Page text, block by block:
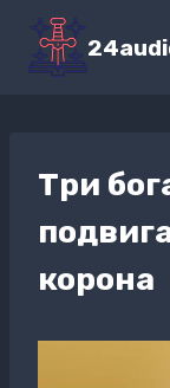
Перейти
содержимому
Три
корона